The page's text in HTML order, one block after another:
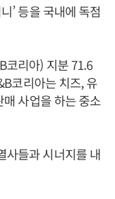
’ 등을 국내에 독점
코리아) 지분 71.6
코리아는 치즈, 유
사업을 하는 중소
사들과 시너지를 내